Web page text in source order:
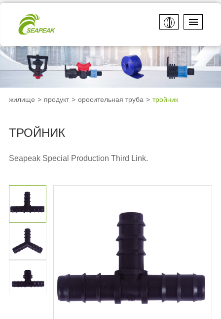
жилище продукт оросительная труба тройник
ТРОЙНИК
Seapeak Special Production Third Link.